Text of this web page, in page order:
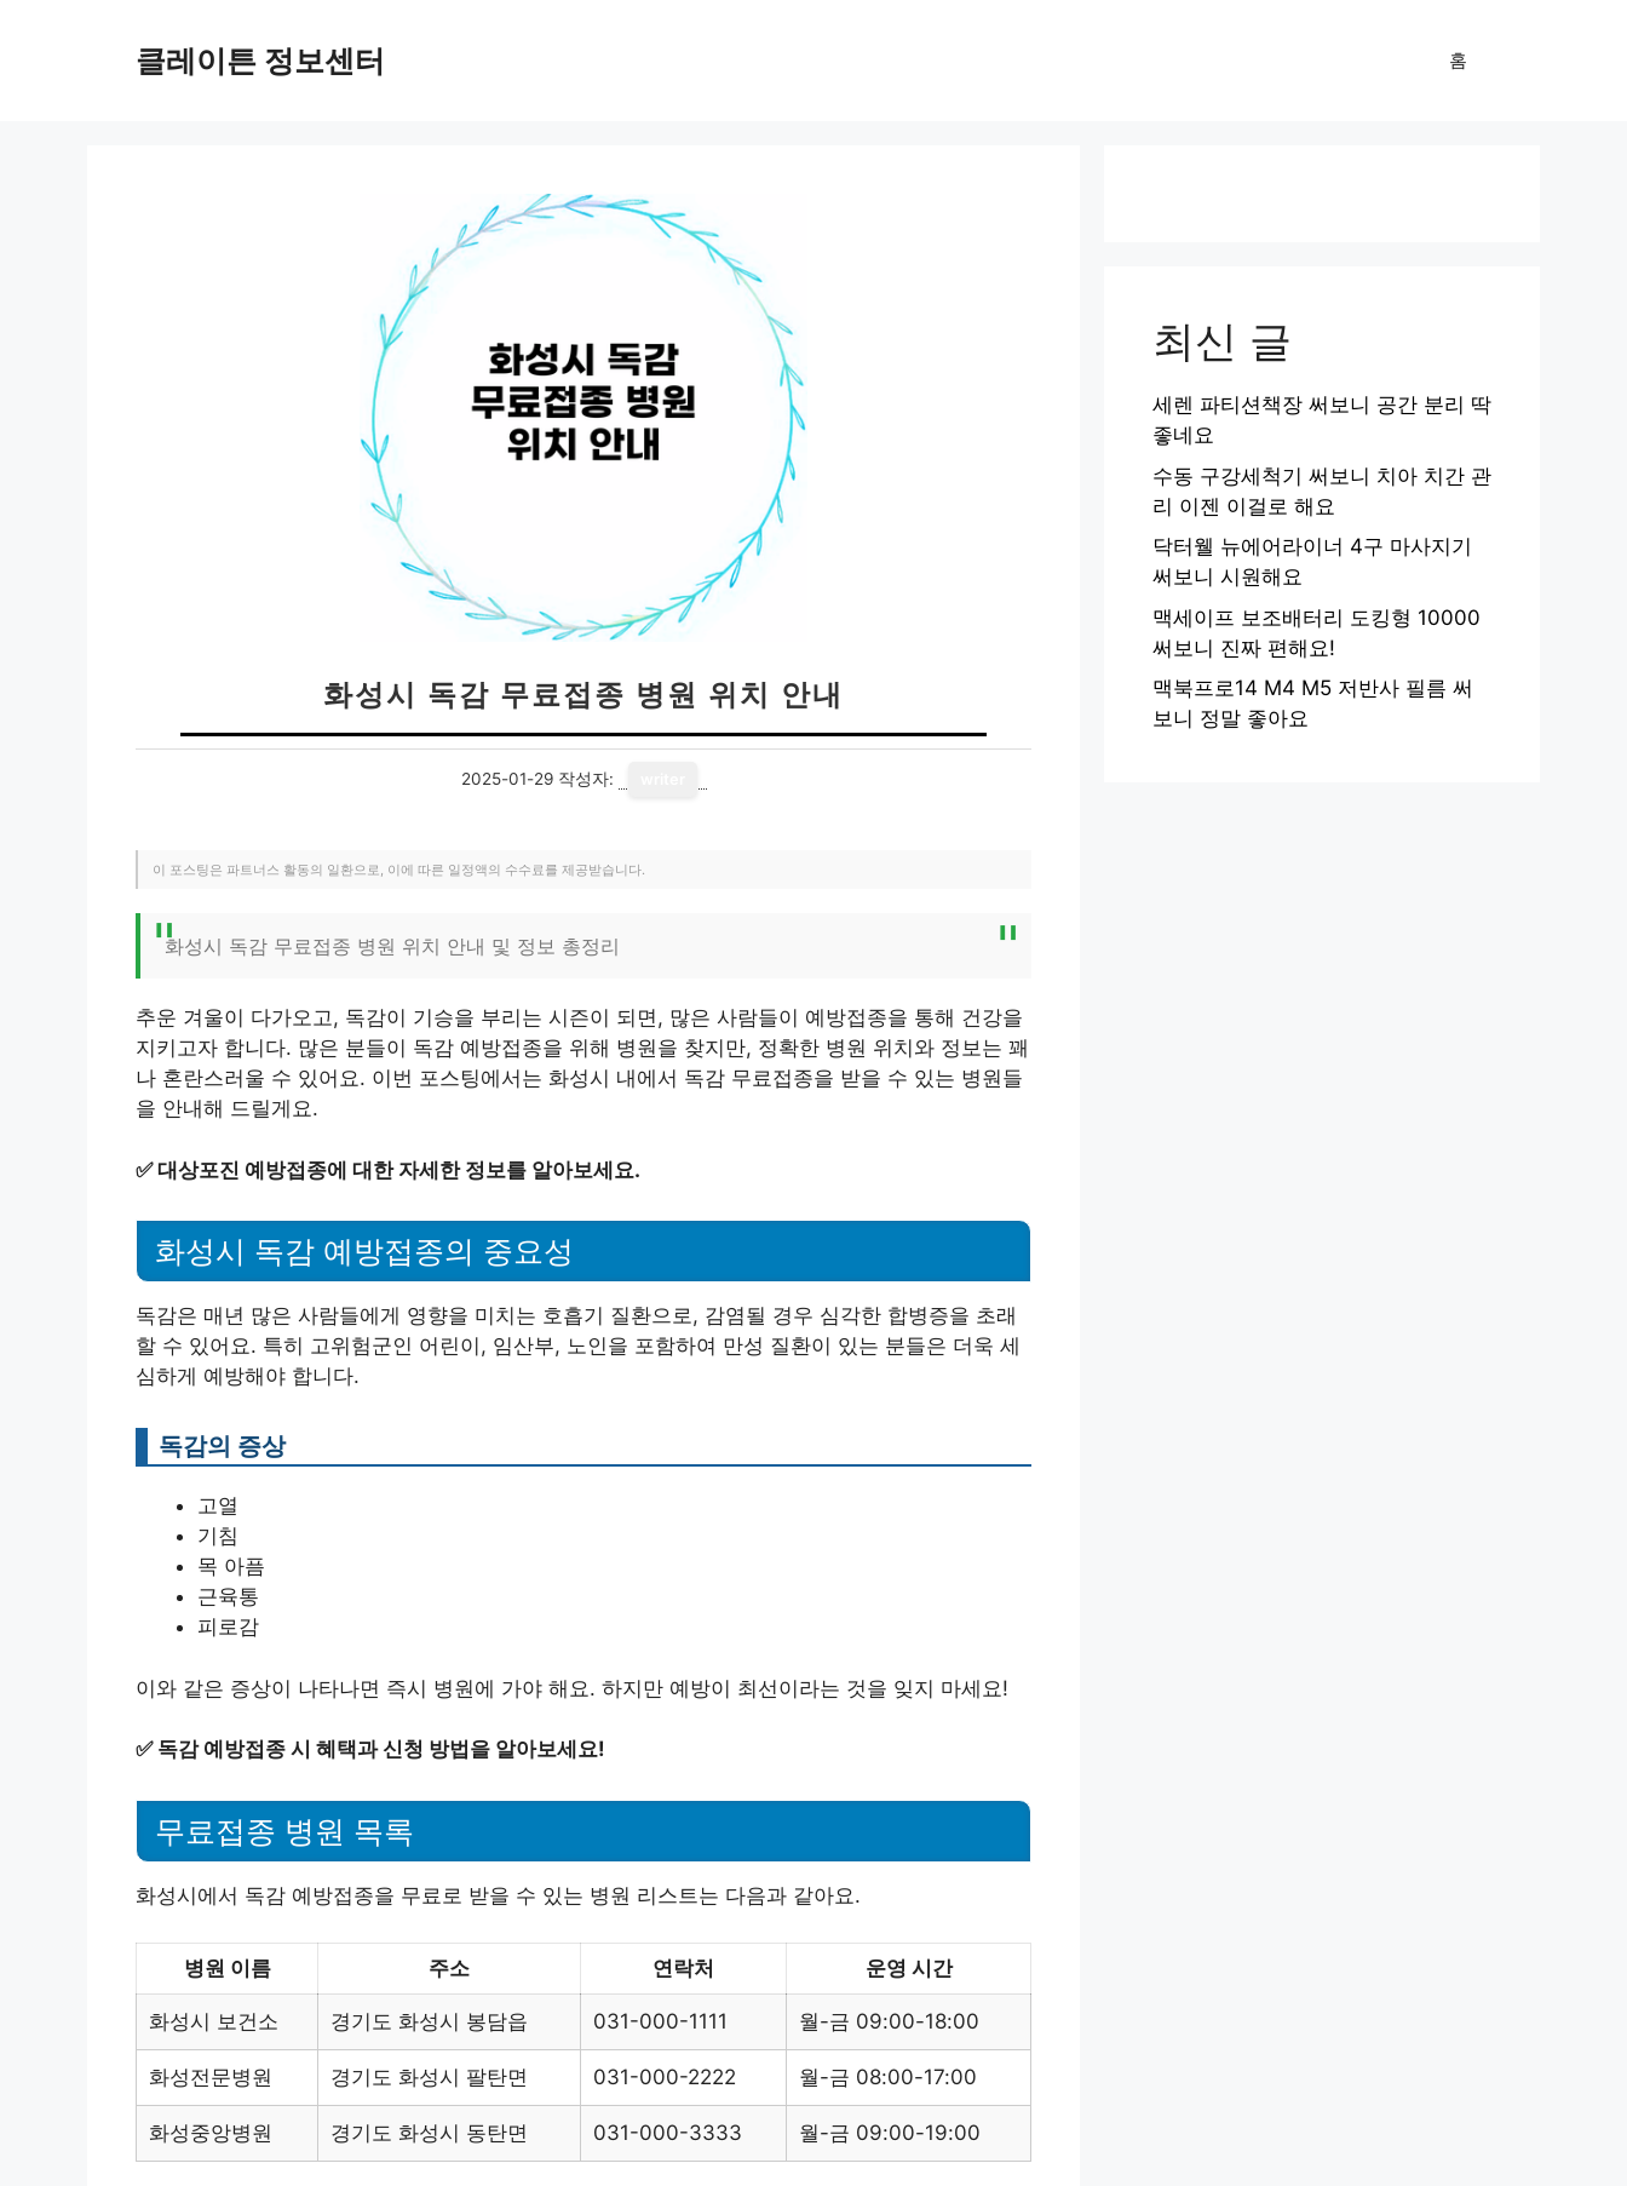
클레이튼 정보센터 홈
화성시 독감 무료접종 병원 위치 안내
2025-01-29 작성자:
이 포스팅은 파트너스 활동의 일환으로, 이에 따른 일정액의 수수료를 제공받습니다.
화성시 독감 무료접종 병원 위치 안내 및 정보 총정리
추운 겨울이 다가오고, 독감이 기승을 부리는 시즌이 되면, 많은 사람들이 예방접종을 통해 건강을
지키고자 합니다. 많은 분들이 독감 예방접종을 위해 병원을 찾지만, 정확한 병원 위치와 정보는 꽤
나 혼란스러울 수 있어요. 이번 포스팅에서는 화성시 내에서 독감 무료접종을 받을 수 있는 병원들
을 안내해 드릴게요.
✅대상포진 예방접종에 대한 자세한 정보를 알아보세요.
화성시 독감 예방접종의 중요성
독감은 매년 많은 사람들에게 영향을 미치는 호흡기 질환으로, 감염될 경우 심각한 합병증을 초래
할 수 있어요. 특히 고위험군인 어린이, 임산부, 노인을 포함하여 만성 질환이 있는 분들은 더욱 세
심하게 예방해야 합니다.
독감의 증상
고열
기침
목 아픔
근육통
피로감
이와 같은 증상이 나타나면 즉시 병원에 가야 해요. 하지만 예방이 최선이라는 것을 잊지 마세요!
✅ 독감 예방접종 시 혜택과 신청 방법을 알아보세요!
무료접종 병원 목록
화성시에서 독감 예방접종을 무료로 받을 수 있는 병원 리스트는 다음과 같아요.
병원 이름 주소 연락처 운영 시간
화성시 보건소 경기도 화성시 봉담읍 031-000-1111 월-금 09:00-18:00
화성전문병원 경기도 화성시 팔탄면 031-000-2222 월-금 08:00-17:00
화성중앙병원 경기도 화성시 동탄면 031-000-3333 월-금 09:00-19:00
최신 글
세렌 파티션책장 써보니 공간 분리 딱
좋네요
수동 구강세척기 써보니 치아 치간 관
리 이젠 이걸로 해요
닥터웰 뉴에어라이너 4구 마사지기
써보니 시원해요
맥세이프 보조배터리 도킹형 10000
써보니 진짜 편해요!
맥북프로14 M4 M5 저반사 필름 써
보니 정말 좋아요